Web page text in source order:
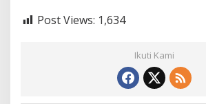
Post Views: 1,634
Ikuti Kami